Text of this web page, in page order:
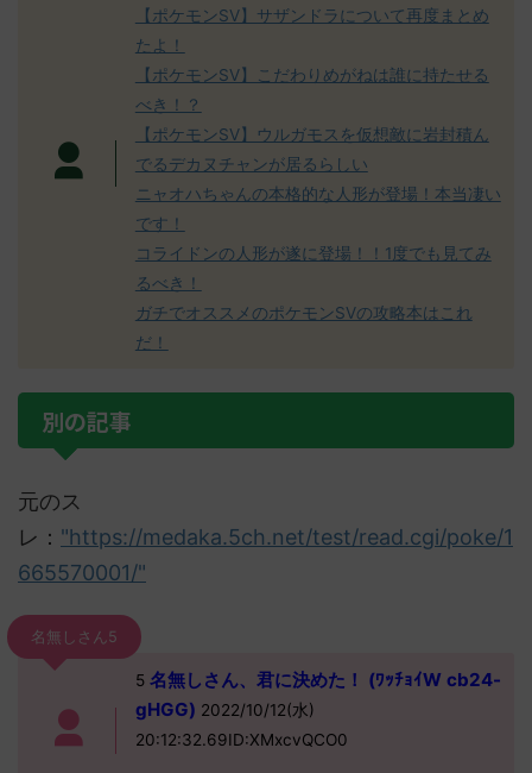
【ポケモンSV】サザンドラについて再度まとめ
たよ！
【ポケモンSV】こだわりめがねは誰に持たせる
べき！？
【ポケモンSV】ウルガモスを仮想敵に岩封積ん
でるデカヌチャンが居るらしい
ニャオハちゃんの本格的な人形が登場！本当凄い
です！
コライドンの人形が遂に登場！！1度でも見てみ
るべき！
ガチでオススメのポケモンSVの攻略本はこれ
だ！
別の記事
元のス
レ： "https://medaka.5ch.net/test/read.cgi/poke/1
665570001/"
名無しさん5
5名無しさん、君に決めた！ (ﾜｯﾁｮｲW cb24-
gHGG) 2022/10/12(水)
20:12:32.69ID:XMxcvQCO0